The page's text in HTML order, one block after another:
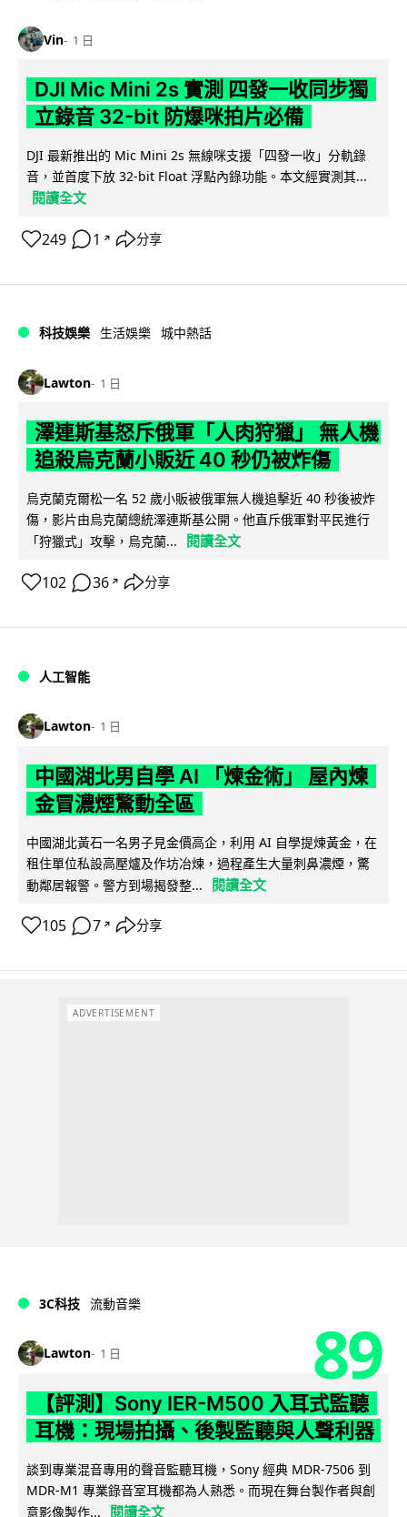
Vin 1 日
DJI Mic Mini 2s 實測 四發一收同步獨
立錄音 32-bit 防爆咪拍片必備
DJI 最新推出的 Mic Mini 2s 無線咪支援「四發一收」分軌錄
音，並首度下放 32-bit Float 浮點內錄功能。本文經實測其...
閱讀全文
249 1 ↗ 分享
科技娛樂 生活娛樂 城中熱話
Lawton 1 日
澤連斯基怒斥俄軍「人肉狩獵」 無人機
追殺烏克蘭小販近 40 秒仍被炸傷
烏克蘭克爾松一名 52 歲小販被俄軍無人機追擊近 40 秒後被炸
傷，影片由烏克蘭總統澤連斯基公開。他直斥俄軍對平民進行
「狩獵式」攻擊，烏克蘭...
閱讀全文
102 36 ↗ 分享
人工智能
Lawton 1 日
中國湖北男自學 AI 「煉金術」 屋內煉
金冒濃煙驚動全區
中國湖北黃石一名男子見金價高企，利用 AI 自學提煉黃金，在
租住單位私設高壓爐及作坊冶煉，過程產生大量刺鼻濃煙，驚
動鄰居報警。警方到場揭發整...
閱讀全文
105 7 ↗ 分享
ADVERTISEMENT
3C科技 流動音樂
Lawton 1 日 89
【評測】Sony IER-M500 入耳式監聽
耳機：現場拍攝、後製監聽與人聲利器
談到專業混音專用的聲音監聽耳機，Sony 經典 MDR-7506 到
MDR-M1 專業錄音室耳機都為人熟悉。而現在舞台製作者與創
意影像製作...
閱讀全文